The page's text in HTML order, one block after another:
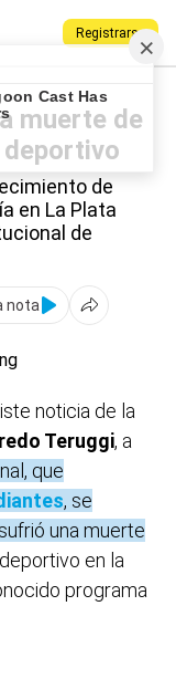
Registrarse
muerte de
de
en La Plata
de
nota
noticia de la
Teruggi, a
que
, se
una muerte
en la
programa